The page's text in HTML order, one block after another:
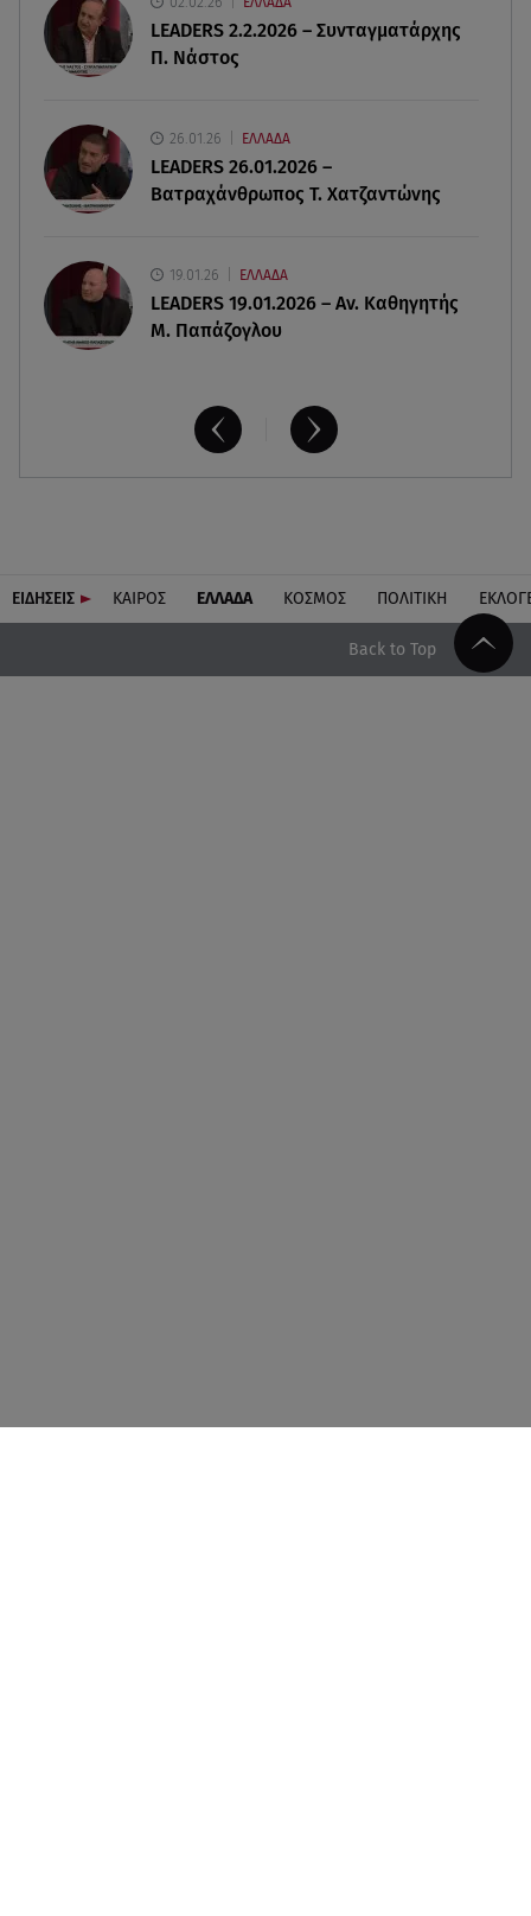
06.08.26 , 20:04
Σαμοθράκη: Συγκλονιστική διάσωση 15χρονης
από δύσβατο φαράγγι
06.08.26 , 19:44
Πότε δεν επιβάλλεται φόρος κληρονομιάς σε
τραπεζικές καταθέσεις
LEADERS 2.2.2026 – Συνταγματάρχης
Π. Νάστος
26.01.26 ΕΛΛΑΔΑ
LEADERS 26.01.2026 –
Βατραχάνθρωπος Τ. Χατζαντώνης
19.01.26 ΕΛΛΑΔΑ
LEADERS 19.01.2026 – Αν. Καθηγητής
Μ. Παπάζογλου
ΕΙΔΗΣΕΙΣ ΚΑΙΡΟΣ ΕΛΛΑΔΑ ΚΟΣΜΟΣ ΠΟΛΙΤΙΚΗ
Back to Top